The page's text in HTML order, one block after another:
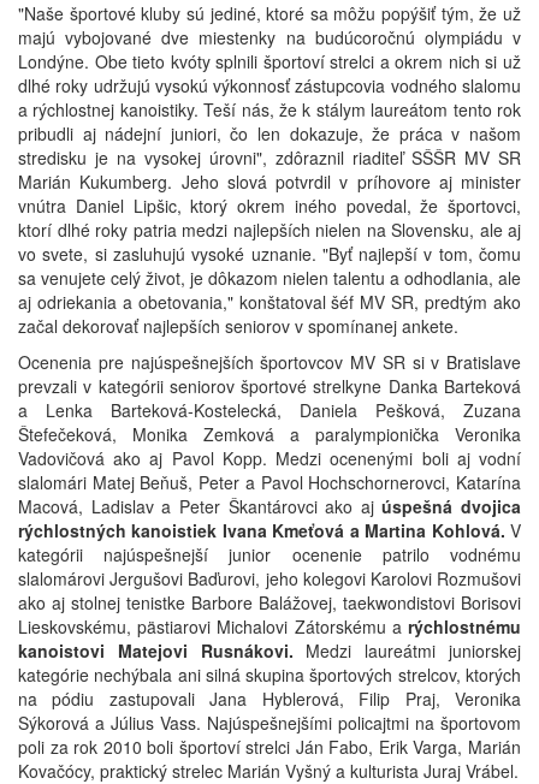
"Naše športové kluby sú jediné, ktoré sa môžu popýšiť tým, že už
majú vybojované dve miestenky na budúcoročnú olympiádu v
Londýne. Obe tieto kvóty splnili športoví strelci a okrem nich si už
dlhé roky udržujú vysokú výkonnosť zástupcovia vodného slalomu
a rýchlostnej kanoistiky. Teší nás, že k stálym laureátom tento rok
pribudli aj nádejní juniori, čo len dokazuje, že práca v našom
stredisku je na vysokej úrovni", zdôraznil riaditeľ SŠŠR MV SR
Marián Kukumberg. Jeho slová potvrdil v príhovore aj minister
vnútra Daniel Lipšic, ktorý okrem iného povedal, že športovci,
ktorí dlhé roky patria medzi najlepších nielen na Slovensku, ale aj
vo svete, si zasluhujú vysoké uznanie. "Byť najlepší v tom, čomu
sa venujete celý život, je dôkazom nielen talentu a odhodlania, ale
aj odriekania a obetovania," konštatoval šéf MV SR, predtým ako
začal dekorovať najlepších seniorov v spomínanej ankete.
Ocenenia pre najúspešnejších športovcov MV SR si v Bratislave
prevzali v kategórii seniorov športové strelkyne Danka Barteková
a Lenka Barteková-Kostelecká, Daniela Pešková, Zuzana
Štefečeková, Monika Zemková a paralympionička Veronika
Vadovičová ako aj Pavol Kopp. Medzi ocenenými boli aj vodní
slalomári Matej Beňuš, Peter a Pavol Hochschornerovci, Katarína
Macová, Ladislav a Peter Škantárovci ako ajúspešná dvojica
rýchlostných kanoistiek Ivana Kmeťová a Martina Kohlová. V
kategórii najúspešnejší junior ocenenie patrilo vodnému
slalomárovi Jergušovi Baďurovi, jeho kolegovi Karolovi Rozmušovi
ako aj stolnej tenistke Barbore Balážovej, taekwondistovi Borisovi
Lieskovskému, pästiarovi Michalovi Zátorskému a rýchlostnému
kanoistovi Matejovi Rusnákovi. Medzi laureátmi juniorskej
kategórie nechýbala ani silná skupina športových strelcov, ktorých
na pódiu zastupovali Jana Hyblerová, Filip Praj, Veronika
Sýkorová a Július Vass. Najúspešnejšími policajtmi na športovom
poli za rok 2010 boli športoví strelci Ján Fabo, Erik Varga, Marián
Kovačócy, praktický strelec Marián Vyšný a kulturista Juraj Vrábel.